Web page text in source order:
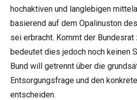
hochaktiven und langlebigen
basierend auf dem Opalinuston
sei erbracht. Kommt der
bedeutet dies jedoch noch keinen
Bund will getrennt über die
Entsorgungsfrage und den
entscheiden.